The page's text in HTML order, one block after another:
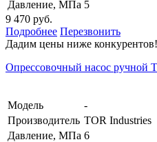
Давление, МПа 5
9 470 руб.
Подробнее Перезвонить
Дадим цены ниже конкурентов!
Опрессовочный насос ручной
Модель
-
Производитель TOR Industries
Давление, МПа 6